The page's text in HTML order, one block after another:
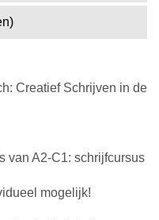
Creatief Schrijven in de
van A2-C1: schrijfcursus
mogelijk!